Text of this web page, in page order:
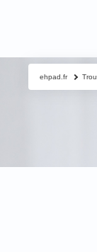
ehpad.fr